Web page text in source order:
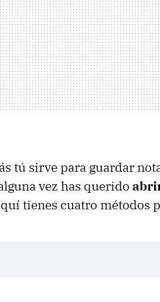
tú sirve para guardar
vez has querido
tienes cuatro métodos